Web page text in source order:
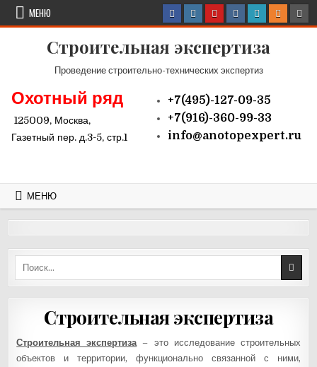
Перейти к содержимому
МЕНЮ
Строительная экспертиза
Проведение строительно-технических экспертиз
Охотный ряд
125009, Москва,
Газетный пер. д.3-5, стр.1
+7(495)-127-09-35
+7(916)-360-99-33
info@anotopexpert.ru
МЕНЮ
Строительная экспертиза
Строительная экспертиза – это исследование строительных
объектов и территории, функционально связанной с ними,